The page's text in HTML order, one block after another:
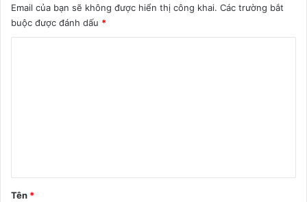
Email của bạn sẽ không được hiển thị công khai. Các trường bắt
buộc được đánh dấu *
n
Tên *